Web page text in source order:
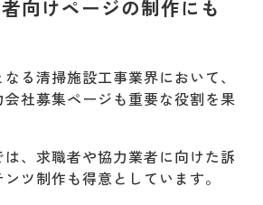
社エムハンド
業 清掃施設工事のホームペ
は株式会社リレーションズへ
向けページの制作にも
る清掃施設工事業界において、
社募集ページも重要な役割を果
は、求職者や協力業者に向けた訴
ツ制作も得意としています。